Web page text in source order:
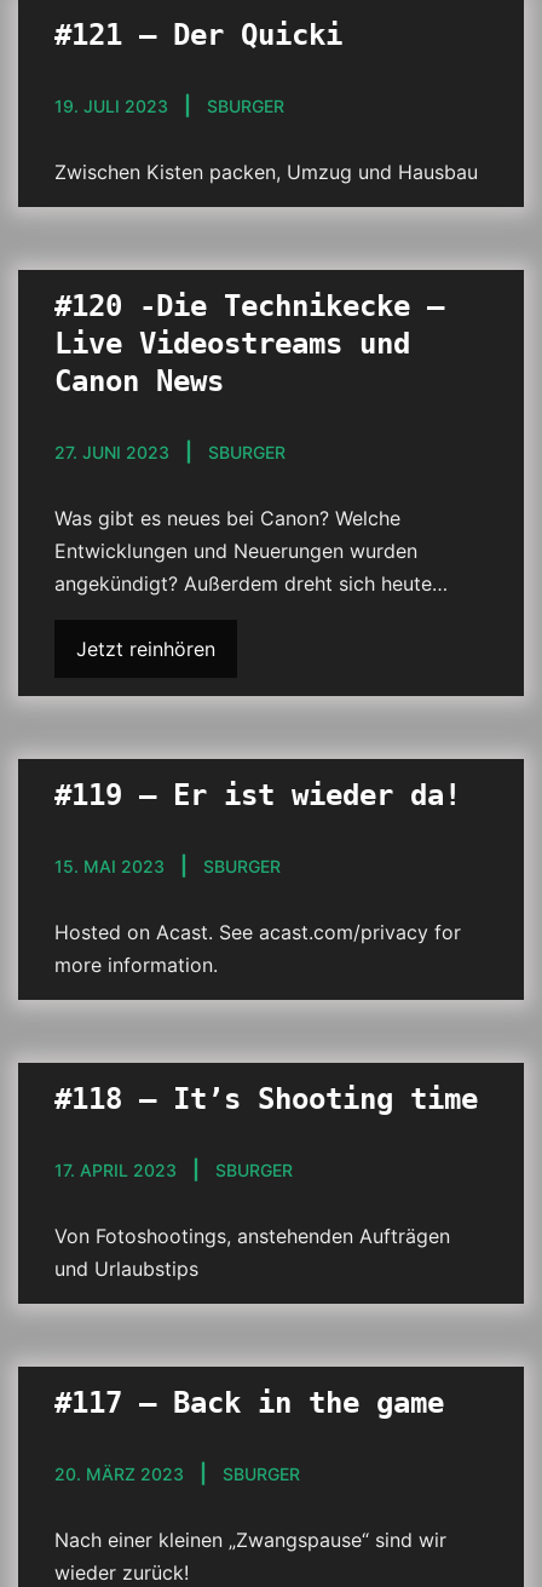
#121 – Der Quicki
19. JULI 2023 SBURGER
Zwischen Kisten packen, Umzug und Hausbau
#120 -Die Technikecke –
Live Videostreams und
Canon News
27. JUNI 2023 SBURGER
Was gibt es neues bei Canon? Welche
Entwicklungen und Neuerungen wurden
angekündigt? Außerdem dreht sich heute…
Jetzt reinhören
#119 – Er ist wieder da!
15. MAI 2023 SBURGER
Hosted on Acast. See acast.com/privacy for
more information.
#118 – It’s Shooting time
17. APRIL 2023 SBURGER
Von Fotoshootings, anstehenden Aufträgen
und Urlaubstips
#117 – Back in the game
20. MÄRZ 2023 SBURGER
Nach einer kleinen „Zwangspause“ sind wir
wieder zurück!